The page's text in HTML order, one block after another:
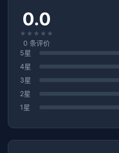
0.0
0 条评价
5星
4星
3星
2星
1星